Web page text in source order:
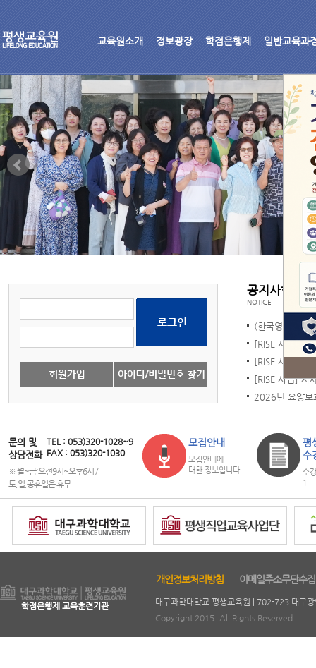
교육원소개 정보광장 학점은행제 일반교육과
공지사항
NOTICE
(한국영유아보
[RISE 사업] 신
[RISE 사업] 주
[RISE 사업] 자
2026년 요양보
문의 및
상담전화
TEL : 053)320-1028~9
FAX : 053)320-1030
※ 월~금:오전9시~오후6시 /
토,일,공휴일은 휴무
모집안내
모집안내에
대한 정보입니다.
평
수
수
1
개인정보처리방침 이메일주소무단수
학점은행제 교육훈련기관
대구과학대학교 평생교육원 | 702-723 대
Copyright 2015. All Rights Reserved.